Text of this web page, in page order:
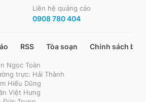
Liên hệ quảng cáo
0908 780 404
RSS Tòa soạn Chính sách bảo
Ngọc Toàn
trực: Hải Thành
Hiếu Dũng
Việt Hưng